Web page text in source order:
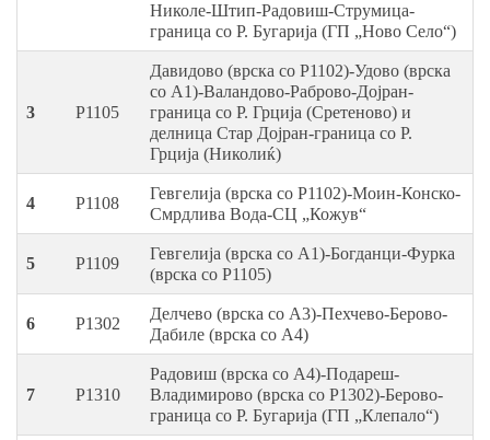
Николе-Штип-Радовиш-Струмица-
граница со Р. Бугарија (ГП „Ново Село“)
3 P1105
Давидово (врска со P1102)-Удово (врска
со А1)-Валандово-Раброво-Дојран-
граница со Р. Грција (Сретеново) и
делница Стар Дојран-граница со Р.
Грција (Николиќ)
4 P1108
Гевгелија (врска со P1102)-Моин-Конско-
Смрдлива Вода-СЦ „Кожув“
5 P1109
Гевгелија (врска со А1)-Богданци-Фурка
(врска со P1105)
6 P1302
Делчево (врска со А3)-Пехчево-Берово-
Дабиле (врска со А4)
7 P1310
Радовиш (врска со А4)-Подареш-
Владимирово (врска со P1302)-Берово-
граница со Р. Бугарија (ГП „Клепало“)